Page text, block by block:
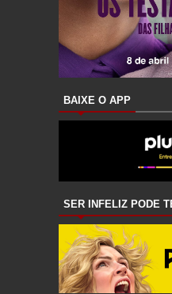
BAIXE O APP
SER INFELIZ PODE